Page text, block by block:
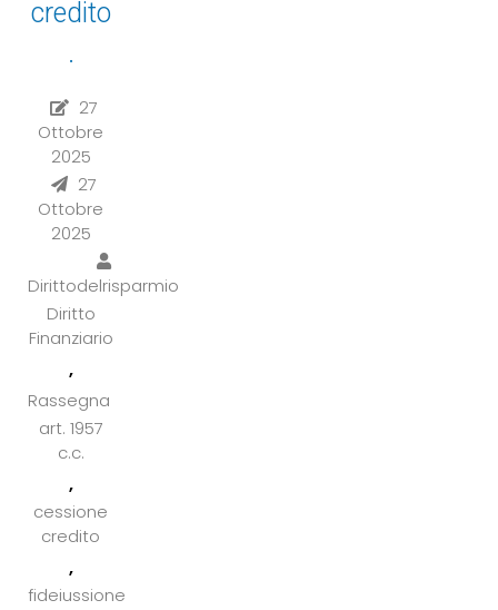
credito
.
27
Ottobre
2025
27
Ottobre
2025
Dirittodelrisparmio
Diritto
Finanziario
,
Rassegna
art. 1957
c.c.
,
cessione
credito
,
fideiussione